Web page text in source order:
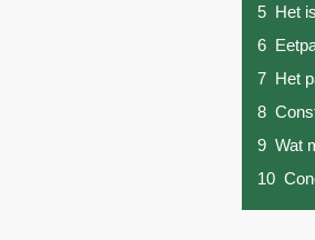
5 Het
6
7 Het
8
9 Wat
10